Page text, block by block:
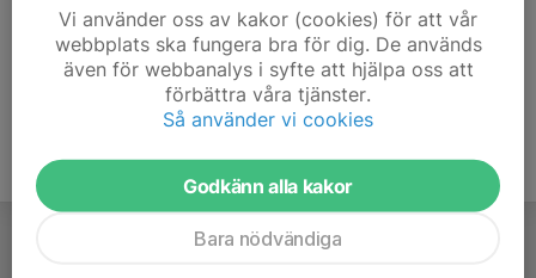
Vi använder oss av kakor (cookies) för att vår
webbplats ska fungera bra för dig. De används
även för webbanalys i syfte att hjälpa oss att
förbättra våra tjänster.
Så använder vi cookies
Godkänn alla kakor
Bara nödvändiga